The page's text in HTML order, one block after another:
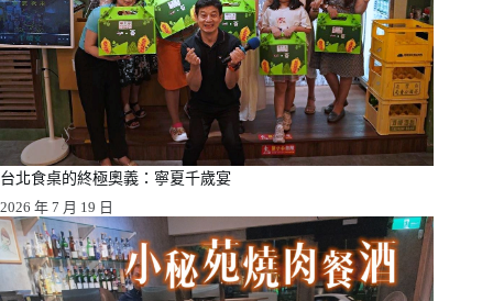
台北食桌的終極奧義：寧夏千歲宴
2026 年 7 月 19 日